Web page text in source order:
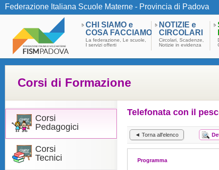
Federazione Italiana Scuole Materne - Provincia di Padova
CHI SIAMO e
COSA FACCIAMO
La federazione, Le scuole,
I servizi offerti
NOTIZIE e
CIRCOLARI
Circolari, Scadenze,
Notizie in evidenza
Corsi di Formazione
Corsi
Pedagogici
Corsi
Tecnici
Telefonata con il
◄ Torna all'elenco
Programma